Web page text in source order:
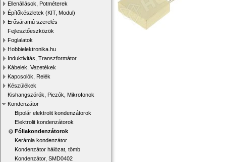
Ellenállások, Potméterek
Építőkészletek (KIT, Modul)
Erősáramú szerelés
Fejlesztőeszközök
Foglalatok
Hobbielektronika.hu
Induktivitás, Transzformátor
Kábelek, Vezetékek
Kapcsolók, Relék
Készülékek
Kishangszórók, Piezók, Mikrofonok
Kondenzátor
Bipolár elektrolit kondenzátorok
Elektrolit kondenzátorok
Fóliakondenzátorok
Kerámia kondenzátor
Kondenzátor hálózat, tömb
Kondenzátor, SMD0402